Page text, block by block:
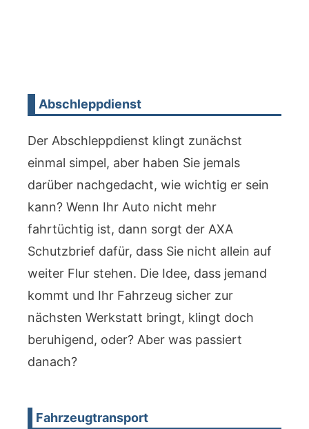
Abschleppdienst
Der Abschleppdienst klingt zunächst
einmal simpel, aber haben Sie jemals
darüber nachgedacht, wie wichtig er sein
kann? Wenn Ihr Auto nicht mehr
fahrtüchtig ist, dann sorgt der AXA
Schutzbrief dafür, dass Sie nicht allein auf
weiter Flur stehen. Die Idee, dass jemand
kommt und Ihr Fahrzeug sicher zur
nächsten Werkstatt bringt, klingt doch
beruhigend, oder? Aber was passiert
danach?
Fahrzeugtransport